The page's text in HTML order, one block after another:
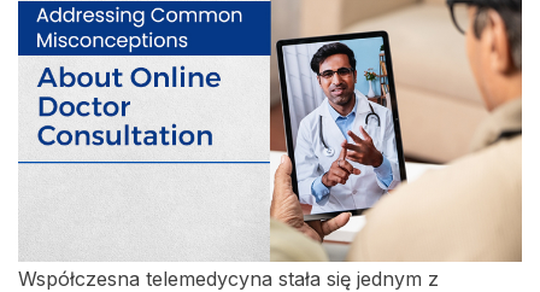
Współczesna telemedycyna stała się jednym z